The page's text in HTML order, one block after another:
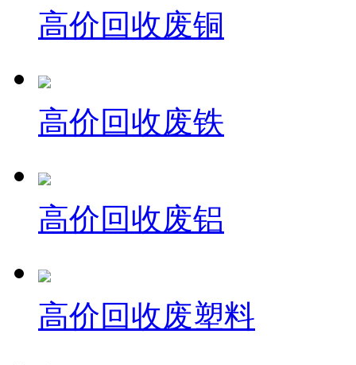
高价回收废铜
高价回收废铁
高价回收废铝
高价回收废塑料